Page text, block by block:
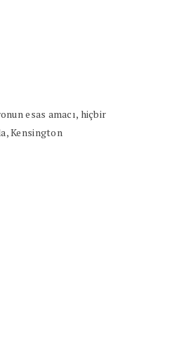
esas amacı, hiçbir
Kensington